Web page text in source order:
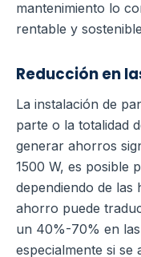
mantenimiento lo
rentable y
Reducción en
La instalación de
parte o la totalidad
generar ahorros
1500 W, es posible
dependiendo de las
ahorro puede
un 40%-70% en
especialmente si se